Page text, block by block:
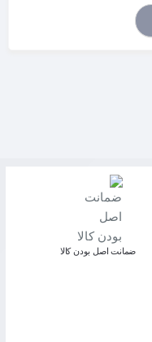
ﺿﻤﺎﻧﺖ اﺻﻞ ﺑﻮدن ﮐﺎﻟﺎ